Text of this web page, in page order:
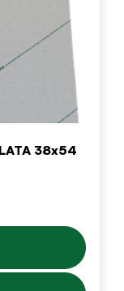
38x54